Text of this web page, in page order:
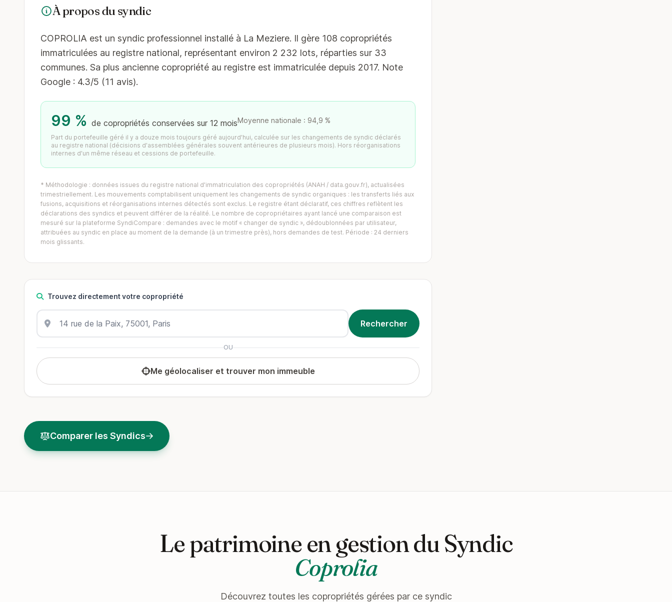
À propos du syndic
COPROLIA est un syndic professionnel installé à La Meziere. Il gère 108 copropriétés
immatriculées au registre national, représentant environ 2 232 lots, réparties sur 33
communes. Sa plus ancienne copropriété au registre est immatriculée depuis 2017. Note
Google : 4.3/5 (11 avis).
99 % de copropriétés conservées sur 12 moisMoyenne nationale : 94,9 %
Part du portefeuille géré il y a douze mois toujours géré aujourd'hui, calculée sur les changements de syndic déclarés
au registre national (décisions d'assemblées générales souvent antérieures de plusieurs mois). Hors réorganisations
internes d'un même réseau et cessions de portefeuille.
* Méthodologie : données issues du registre national d'immatriculation des copropriétés (ANAH / data.gouv.fr), actualisées
trimestriellement. Les mouvements comptabilisent uniquement les changements de syndic organiques : les transferts liés aux
fusions, acquisitions et réorganisations internes détectés sont exclus. Le registre étant déclaratif, ces chiffres reflètent les
déclarations des syndics et peuvent différer de la réalité. Le nombre de copropriétaires ayant lancé une comparaison est
mesuré sur la plateforme SyndiCompare : demandes avec le motif « changer de syndic », dédoublonnées par utilisateur,
attribuées au syndic en place au moment de la demande (à un trimestre près), hors demandes de test. Période : 24 derniers
mois glissants.
Trouvez directement votre copropriété
OU
Me géolocaliser et trouver mon immeuble
Comparer les Syndics
Le patrimoine en gestion du Syndic
Coprolia
Découvrez toutes les copropriétés gérées par ce syndic